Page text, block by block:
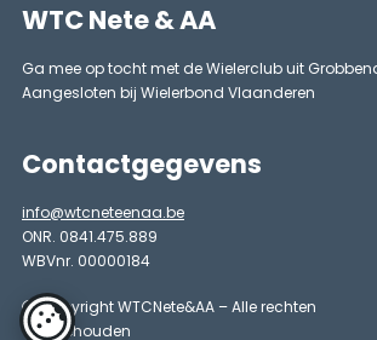
WTC Nete & AA
Ga mee op tocht met de Wielerclub uit
Aangesloten bij Wielerbond Vlaanderen
Contactgegevens
info@wtcneteenaa.be
ONR. 0841.475.889
WBVnr. 00000184
copyright WTCNete&AA – Alle rechten
voorbehouden